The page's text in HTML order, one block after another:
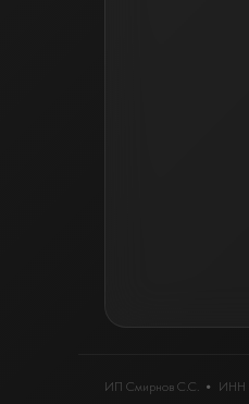
ИП Смирнов С.С. • ИНН